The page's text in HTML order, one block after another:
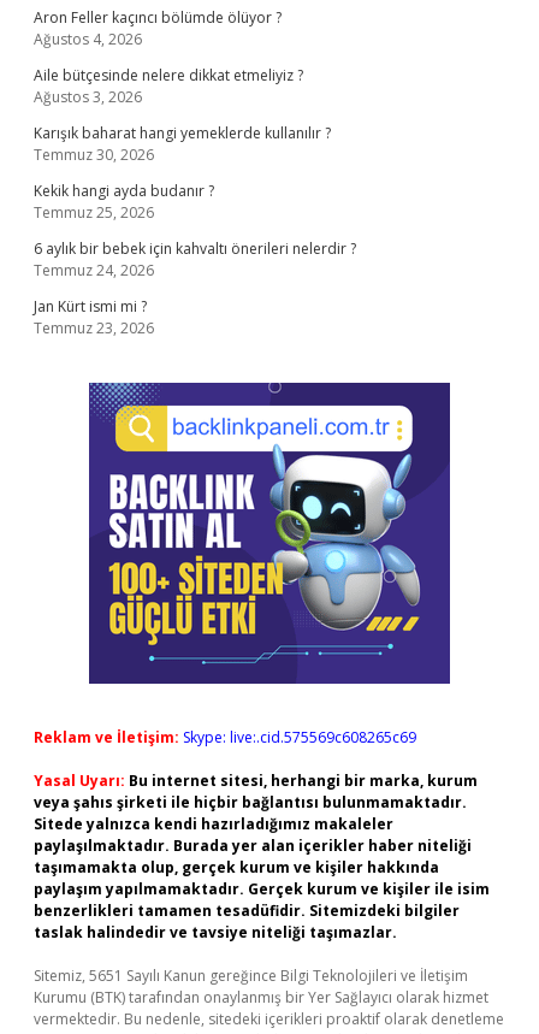
Aron Feller kaçıncı bölümde ölüyor ?
Ağustos 4, 2026
Aile bütçesinde nelere dikkat etmeliyiz ?
Ağustos 3, 2026
Karışık baharat hangi yemeklerde kullanılır ?
Temmuz 30, 2026
Kekik hangi ayda budanır ?
Temmuz 25, 2026
6 aylık bir bebek için kahvaltı önerileri nelerdir ?
Temmuz 24, 2026
Jan Kürt ismi mi ?
Temmuz 23, 2026
Reklam ve İletişim: Skype: live:.cid.575569c608265c69
Yasal Uyarı: Bu internet sitesi, herhangi bir marka, kurum
veya şahıs şirketi ile hiçbir bağlantısı bulunmamaktadır.
Sitede yalnızca kendi hazırladığımız makaleler
paylaşılmaktadır. Burada yer alan içerikler haber niteliği
taşımamakta olup, gerçek kurum ve kişiler hakkında
paylaşım yapılmamaktadır. Gerçek kurum ve kişiler ile isim
benzerlikleri tamamen tesadüfidir. Sitemizdeki bilgiler
taslak halindedir ve tavsiye niteliği taşımazlar.
Sitemiz, 5651 Sayılı Kanun gereğince Bilgi Teknolojileri ve İletişim
Kurumu (BTK) tarafından onaylanmış bir Yer Sağlayıcı olarak hizmet
vermektedir. Bu nedenle, sitedeki içerikleri proaktif olarak denetleme